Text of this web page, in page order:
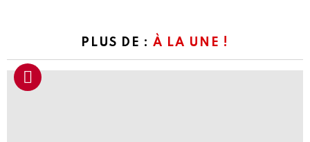
PLUS DE : À LA UNE !